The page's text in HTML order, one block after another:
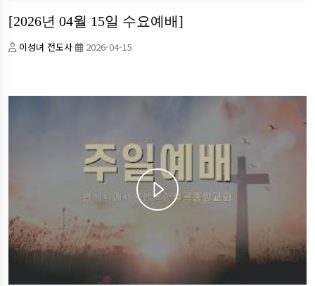
[2026년 04월 15일 수요예배]
이성녀 전도사 2026-04-15